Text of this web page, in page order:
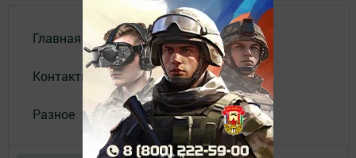
Главная
Контакты
Разное